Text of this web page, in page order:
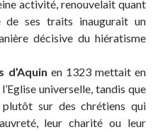
activité, renouvelait quant
de ses traits inaugurait un
décisive du hiératisme
d’Aquin en 1323 mettait en
universelle, tandis que
sur des chrétiens qui
leur charité ou leur